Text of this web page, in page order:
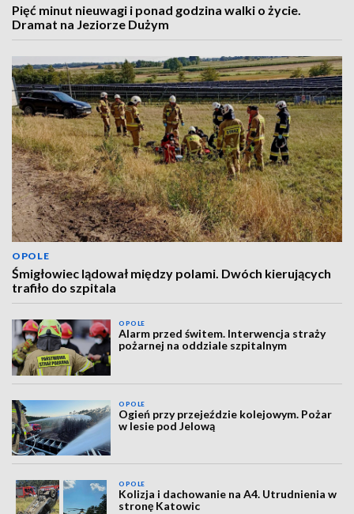
Pięć minut nieuwagi i ponad godzina walki o życie.
Dramat na Jeziorze Dużym
OPOLE
Śmigłowiec lądował między polami. Dwóch kierujących
trafiło do szpitala
OPOLE
Alarm przed świtem. Interwencja straży
pożarnej na oddziale szpitalnym
OPOLE
Ogień przy przejeździe kolejowym. Pożar
w lesie pod Jelową
OPOLE
Kolizja i dachowanie na A4. Utrudnienia w
stronę Katowic